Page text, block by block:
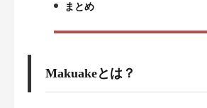
まとめ
Makuakeとは？